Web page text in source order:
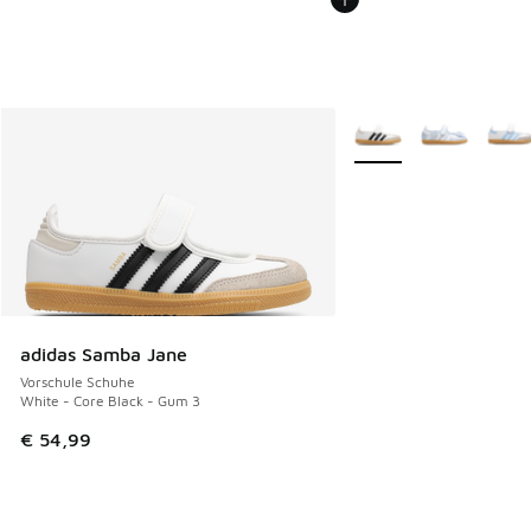
adidas Samba Jane
Vorschule Schuhe
White - Core Black - Gum 3
€ 54,99
Weitere Farben